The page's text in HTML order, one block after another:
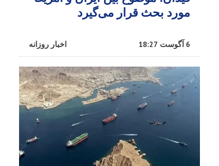
مورد بحث قرار می‌گیرد
اخبار روزانه 6 آگوست 18:27